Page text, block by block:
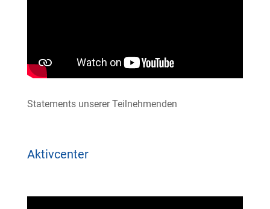
Statements unserer Teilnehmenden
Aktivcenter